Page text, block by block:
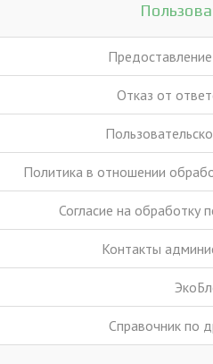
Отказ от
Политика в отношении
Согласие на обработку
Контакты
Справочник по